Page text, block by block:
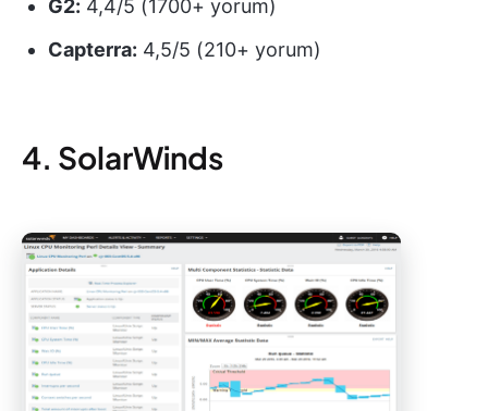
G2: 4,4/5 (1700+ yorum)
Capterra: 4,5/5 (210+ yorum)
4. SolarWinds